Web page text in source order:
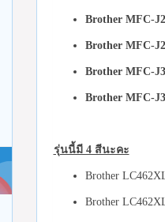
Brother MFC-
Brother MFC-
Brother MFC-
Brother MFC-
รุ่นนี้มี 4 สีนะคะ
Brother
Brother